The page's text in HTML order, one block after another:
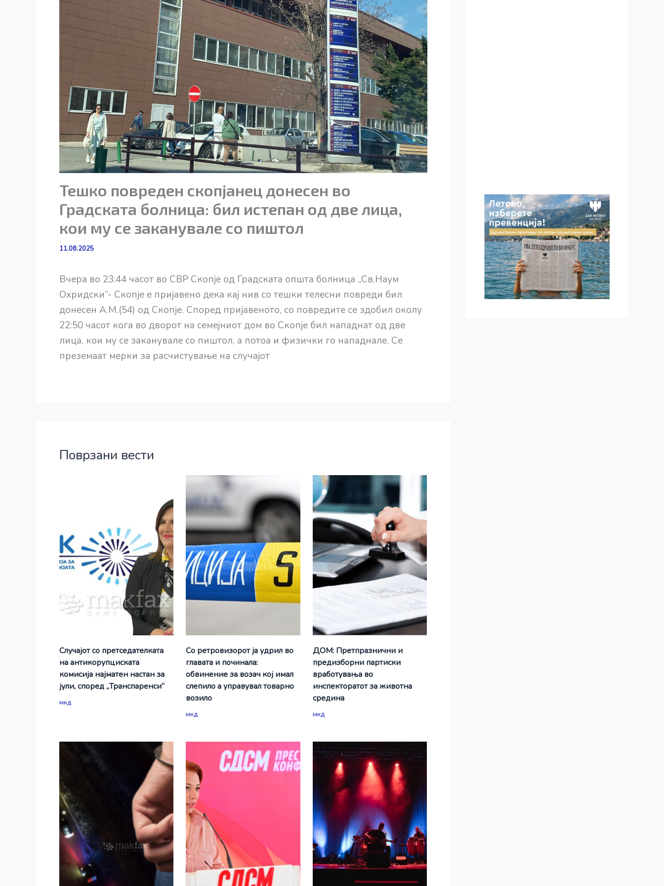
Тешко повреден скопјанец донесен во
Градската болница: бил истепан од две лица,
кои му се заканувале со пиштол
11.08.2025
Вчера во 23:44 часот во СВР Скопје од Градската општа болница „Св.Наум
Охридски“- Скопје е пријавено дека кај нив со тешки телесни повреди бил
донесен А.М.(54) од Скопје. Според пријавеното, со повредите се здобил околу
22:50 часот кога во дворот на семејниот дом во Скопје бил нападнат од две
лица, кои му се заканувале со пиштол, а потоа и физички го нападнале. Се
преземаат мерки за расчистување на случајот
Поврзани вести
Случајот со претседателката
на антикорупциската
комисија најматен настан за
јули, според „Транспаренси“
мкд
Со ретровизорот ја удрил во
главата и починала:
обвинение за возач кој имал
слепило а управувал товарно
возило
мкд
ДОМ: Претпразнични и
предизборни партиски
вработувања во
инспекторатот за животна
средина
мкд